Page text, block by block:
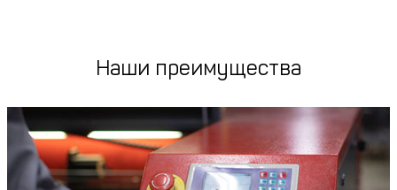
Наши преимущества